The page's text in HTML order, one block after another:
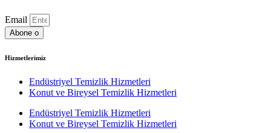
Email
Abone o
Hizmetlerimiz
Endüstriyel Temizlik Hizmetleri
Konut ve Bireysel Temizlik Hizmetleri
Endüstriyel Temizlik Hizmetleri
Konut ve Bireysel Temizlik Hizmetleri